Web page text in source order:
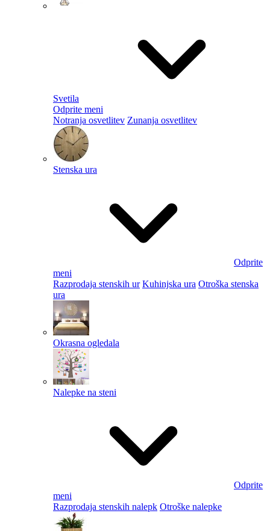
Svetila
Odprite meni
Notranja osvetlitev Zunanja osvetlitev
Stenska ura
Odprite
meni
Razprodaja stenskih ur Kuhinjska ura Otroška stenska
ura
Okrasna ogledala
Nalepke na steni
Odprite
meni
Razprodaja stenskih nalepk Otroške nalepke